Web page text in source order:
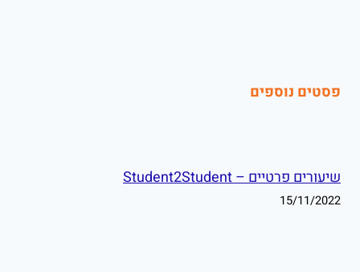
פסטים נוספים
שיעורים פרטיים – Student2Student
15/11/2022